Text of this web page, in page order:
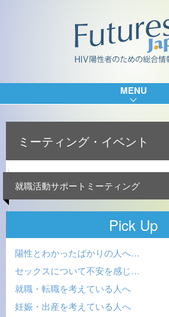
MENU
ミーティング・イベント
就職活動サポートミーティング
Pick Up
陽性とわかったばかりの人へ…
セックスについて不安を感じ…
就職・転職を考えている人へ
妊娠・出産を考えている人へ